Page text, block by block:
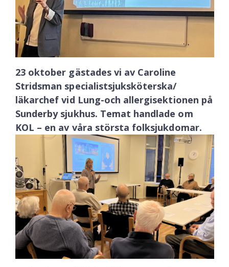
23 oktober gästades vi av Caroline
Stridsman specialistsjuksköterska/
läkarchef vid Lung-och allergisektionen på
Sunderby sjukhus. Temat handlade om
KOL – en av våra största folksjukdomar.